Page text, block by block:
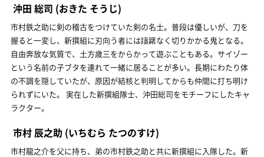
沖田 総司 (おきた そうじ)
市村鉄之助に剣の稽古をつけていた剣の名士。普段は優しいが、刀を
握ると一変し、新撰組に刃向う者には躊躇なく切りかかる鬼となる。
自由奔放な気質で、土方歳三をからかって遊ぶこともある。サイゾー
という名前の子ブタを連れて一緒に居ることが多い。長期にわたり体
の不調を隠していたが、原因が結核と判明してからも仲間に打ち明け
られずにいた。 実在した新撰組隊士、沖田総司をモチーフにしたキャ
ラクター。
市村 辰之助 (いちむら たつのすけ)
市村龍之介を父に持ち、弟の市村鉄之助と共に新撰組に入隊した。新